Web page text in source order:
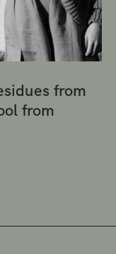
from
from